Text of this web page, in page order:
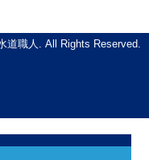
道職人. All Rights Reserved.